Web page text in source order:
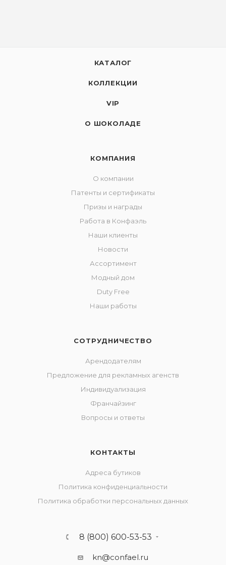
КАТАЛОГ
КОЛЛЕКЦИИ
VIP
О ШОКОЛАДЕ
КОМПАНИЯ
О компании
Патенты и сертификаты
Призы и награды
Работа в Конфаэль
Наши клиенты
Новости
Ассортимент
Модный дом
Duty Free
Наши работы
СОТРУДНИЧЕСТВО
Арендодателям
Предложение для рекламных агенств
Индивидуализация
Франчайзинг
Вопросы и ответы
КОНТАКТЫ
Адреса бутиков
Политика конфиденциальности
Политика обработки персональных данных
8 (800) 600-53-53
kn@confael.ru